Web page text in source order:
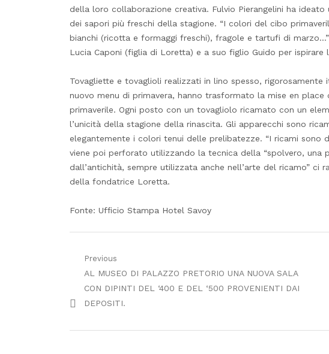
della loro collaborazione creativa. Fulvio Pierangelini ha ideato
dei sapori più freschi della stagione. “I colori del cibo
bianchi (ricotta e formaggi freschi), fragole e tartufi di
Lucia Caponi (figlia di Loretta) e a suo figlio Guido per
Tovagliette e tovaglioli realizzati in lino spesso,
nuovo menu di primavera, hanno trasformato la mise en
primaverile. Ogni posto con un tovagliolo ricamato con un
l’unicità della stagione della rinascita. Gli apparecchi sono
elegantemente i colori tenui delle prelibatezze. “I ricami sono
viene poi perforato utilizzando la tecnica della “spolvero, una
dall’antichità, sempre utilizzata anche nell’arte del ricamo” ci
della fondatrice Loretta.
Fonte: Ufficio Stampa Hotel Savoy
Navigazione
articoli
Previous
Previous
post:
AL MUSEO DI PALAZZO PRETORIO UNA NUOVA SALA
CON DIPINTI DEL ‘400 E DEL ‘500 PROVENIENTI DAI
DEPOSITI.